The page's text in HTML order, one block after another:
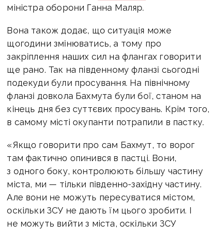
міністра оборони Ганна Маляр.
Вона також додає, що ситуація може
щогодини змінюватись, а тому про
закріплення наших сил на флангах говорити
ще рано. Так на південному фланзі сьогодні
подекуди були просування. На північному
фланзі довкола Бахмута були бої, станом на
кінець дня без суттєвих просувань. Крім того,
в самому місті окупанти потрапили в пастку.
«Якщо говорити про сам Бахмут, то ворог
там фактично опинився в пастці. Вони,
з одного боку, контролюють більшу частину
міста, ми — тільки південно-західну частину.
Але вони не можуть пересуватися містом,
оскільки ЗСУ не дають їм цього зробити. І
не можуть вийти з міста, оскільки ЗСУ